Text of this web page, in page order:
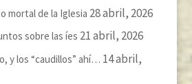
mortal de la Iglesia 28 abril, 2026
sobre las íes 21 abril, 2026
y los “caudillos” ahí… 14 abril,